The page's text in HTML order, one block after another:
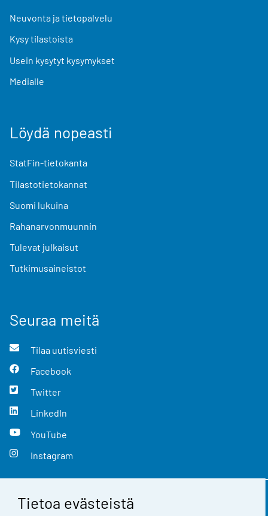
Tietoa evästeistä
Neuvonta ja tietopalvelu
Kysy tilastoista
Usein kysytyt kysymykset
Medialle
Löydä nopeasti
StatFin-tietokanta
Tilastotietokannat
Suomi lukuina
Rahanarvonmuunnin
Tulevat julkaisut
Tutkimusaineistot
Seuraa meitä
Tilaa uutisviesti
Facebook
Twitter
LinkedIn
YouTube
Instagram
Yhteystiedot